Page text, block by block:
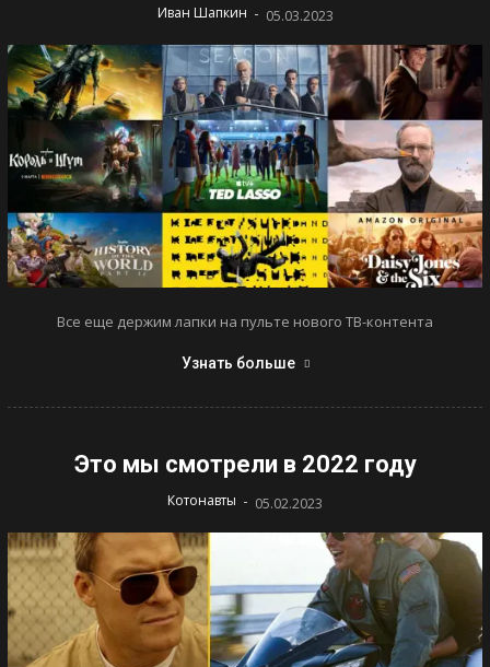
Иван Шапкин - 05.03.2023
Все еще держим лапки на пульте нового ТВ-контента
Узнать больше
Это мы смотрели в 2022 году
Котонавты - 05.02.2023